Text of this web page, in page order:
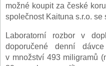
možné koupit za české
společnost Kaituna s.r.o.
Laboratorní rozbor v
doporučené denní
v množství 493 miligramů